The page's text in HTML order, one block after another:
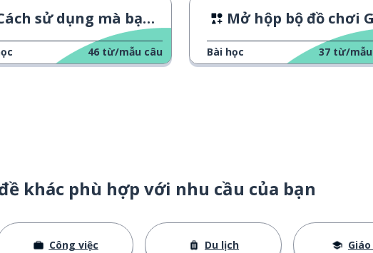
sử dụng mà bạn không biết
46 từ/mẫu câu
Mở hộp bộ đồ chơi Garage Kits
Bài học 37 từ/mẫu
khác phù hợp với nhu cầu của bạn
Công việc Du lịch